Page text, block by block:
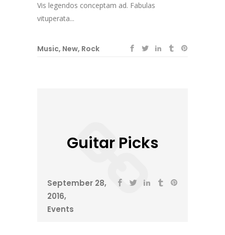
Vis legendos conceptam ad. Fabulas
vituperata...
Music, New, Rock
Guitar Picks
September 28,
2016
Events